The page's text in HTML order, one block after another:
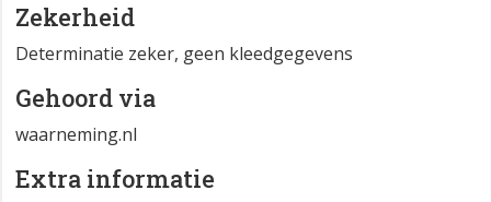
Zekerheid
Determinatie zeker, geen kleedgegevens
Gehoord via
waarneming.nl
Extra informatie